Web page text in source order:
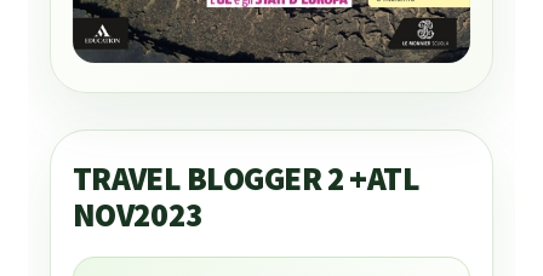
TRAVEL BLOGGER 2 +ATL
NOV2023